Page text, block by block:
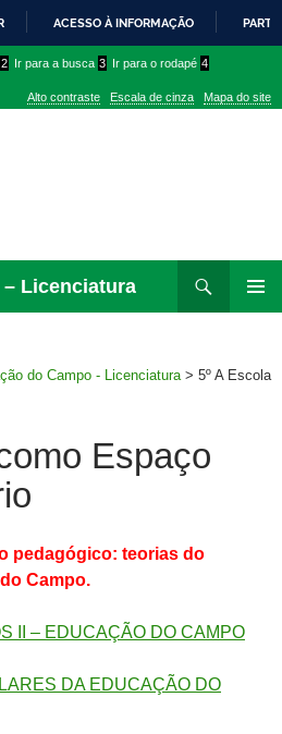
PARA
CONTEÚDO
ACESSO À INFORMAÇÃO
2 Ir para a busca 3 Ir para o rodapé 4
Alto contraste Escala de cinza Mapa do site
Licenciatura
para
do Campo - Licenciatura > 5º A Escola
Espaço
pedagógico: teorias do
Campo.
II – EDUCAÇÃO DO CAMPO
DA EDUCAÇÃO DO